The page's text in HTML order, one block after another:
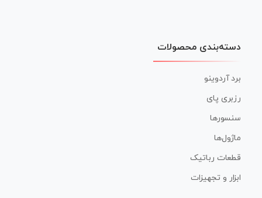
دسته‌بندی محصولات
برد آردوینو
رزبری پای
سنسورها
ماژول‌ها
قطعات رباتیک
ابزار و تجهیزات